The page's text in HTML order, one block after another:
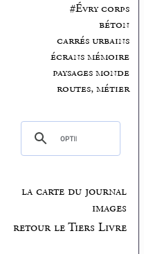
#Évry corps
béton
carrés urbains
écrans mémoire
paysages monde
routes, métier
la carte du journal
images
retour le Tiers Livre